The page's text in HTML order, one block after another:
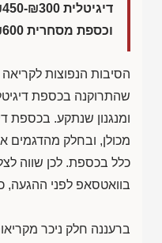
דיגיטלית ₪300
וכספת מסחרית
הסיבות הנפוצות
שהתרוקנה בכספת
ומנגנון שנתקע. בכספת
מכולן, ובחלק מהדגמים
כלל בכספת. לכן שווה
בוואטסאפ לפני ההגעה,
ברעננה חלק ניכר